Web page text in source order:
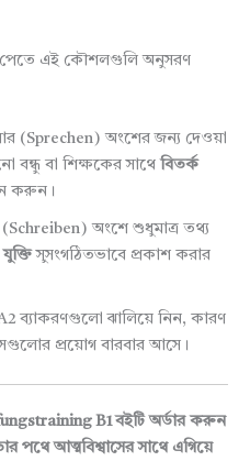
এই কৌশলগুলি অনুসরণ
(Sprechen) অংশের জন্য দেওয়া
বা শিক্ষকের সাথে বিতর্ক
করুন।
(Schreiben) অংশে শুধুমাত্র তথ্য
সুসংগঠিতভাবে প্রকাশ করার
ব্যাকরণগুলো ঝালিয়ে নিন, কারণ
প্রয়োগ বারবার আসে।
B1 বইটি অর্ডার করুন
পথে আত্মবিশ্বাসের সাথে এগিয়ে